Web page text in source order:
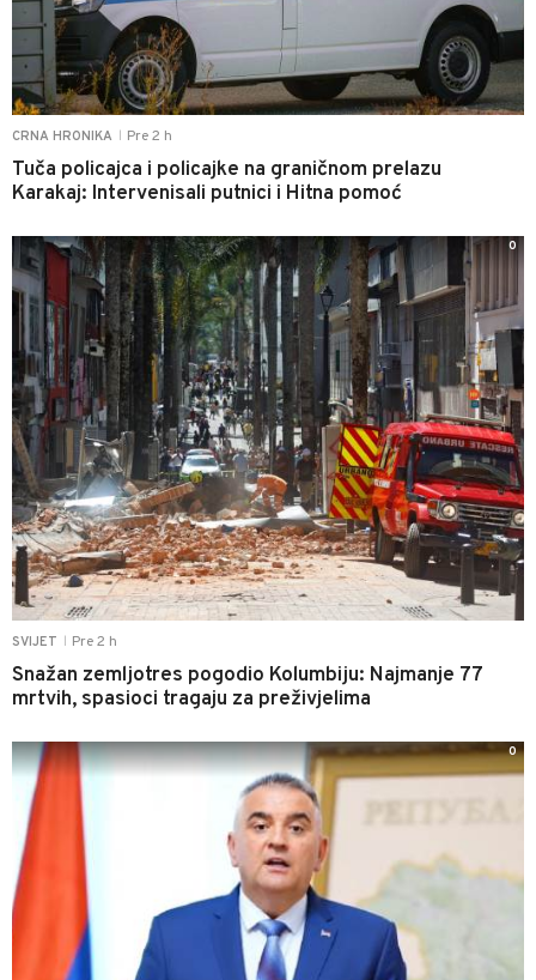
CRNA HRONIKA Pre 2 h
Tuča policajca i policajke na graničnom prelazu
Karakaj: Intervenisali putnici i Hitna pomoć
SVIJET Pre 2 h
Snažan zemljotres pogodio Kolumbiju: Najmanje 77
mrtvih, spasioci tragaju za preživjelima
0
0